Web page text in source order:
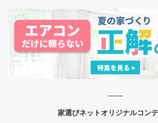
家選びネットオリジナルコン